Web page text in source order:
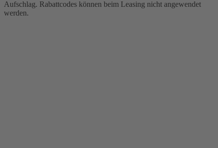
Aufschlag. Rabattcodes können beim Leasing nicht angewendet
werden.